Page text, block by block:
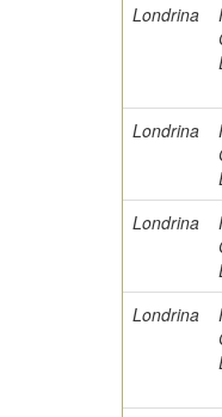
Londrina
Londrina
Londrina
Londrina